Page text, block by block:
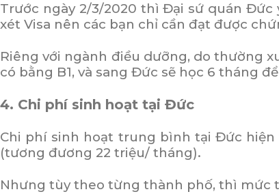
Trước ngày 2/3/2020 thìĐại sứ quán Đức
xét Visa nên các bạn chỉ cần đạt được
Riêng với ngành điều dưỡng, do thường
có bằng B1, và sang Đức sẽ học 6 tháng
4. Chi phí sinh hoạt tại Đức
Chi phí sinh hoạt trung bình tại Đức
(tương đương 22 triệu/ tháng).
Nhưng tùy theo từng thành phố, thì mức